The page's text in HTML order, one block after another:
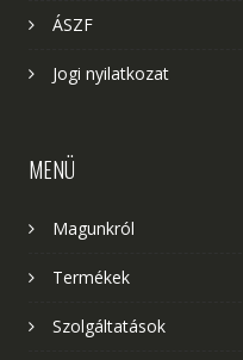
ÁSZF
Jogi nyilatkozat
MENÜ
Magunkról
Termékek
Szolgáltatások